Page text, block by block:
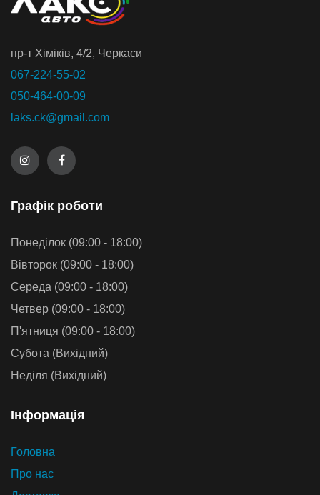
пр-т Хiмiкiв, 4/2, Черкаси
067-224-55-02
050-464-00-09
laks.ck@gmail.com
Графiк роботи
Понеділок (09:00 - 18:00)
Вівторок (09:00 - 18:00)
Середа (09:00 - 18:00)
Четвер (09:00 - 18:00)
П'ятниця (09:00 - 18:00)
Субота (Вихідний)
Неділя (Вихідний)
Iнформацiя
Головна
Про нас